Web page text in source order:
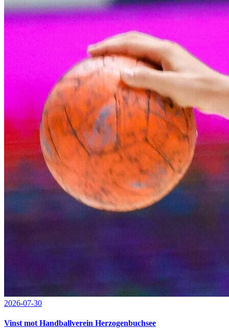
2026-07-30
Vinst mot Handballverein Herzogenbuchsee